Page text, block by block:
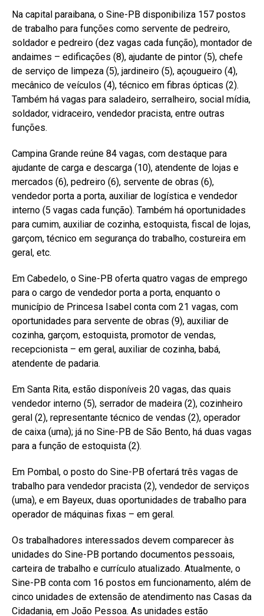
Na capital paraibana, o Sine-PB disponibiliza 157 postos
de trabalho para funções como servente de pedreiro,
soldador e pedreiro (dez vagas cada função), montador de
andaimes – edificações (8), ajudante de pintor (5), chefe
de serviço de limpeza (5), jardineiro (5), açougueiro (4),
mecânico de veículos (4), técnico em fibras ópticas (2).
Também há vagas para saladeiro, serralheiro, social mídia,
soldador, vidraceiro, vendedor pracista, entre outras
funções.
Campina Grande reúne 84 vagas, com destaque para
ajudante de carga e descarga (10), atendente de lojas e
mercados (6), pedreiro (6), servente de obras (6),
vendedor porta a porta, auxiliar de logística e vendedor
interno (5 vagas cada função). Também há oportunidades
para cumim, auxiliar de cozinha, estoquista, fiscal de lojas,
garçom, técnico em segurança do trabalho, costureira em
geral, etc.
Em Cabedelo, o Sine-PB oferta quatro vagas de emprego
para o cargo de vendedor porta a porta, enquanto o
município de Princesa Isabel conta com 21 vagas, com
oportunidades para servente de obras (9), auxiliar de
cozinha, garçom, estoquista, promotor de vendas,
recepcionista – em geral, auxiliar de cozinha, babá,
atendente de padaria.
Em Santa Rita, estão disponíveis 20 vagas, das quais
vendedor interno (5), serrador de madeira (2), cozinheiro
geral (2), representante técnico de vendas (2), operador
de caixa (uma); já no Sine-PB de São Bento, há duas vagas
para a função de estoquista (2).
Em Pombal, o posto do Sine-PB ofertará três vagas de
trabalho para vendedor pracista (2), vendedor de serviços
(uma), e em Bayeux, duas oportunidades de trabalho para
operador de máquinas fixas – em geral.
Os trabalhadores interessados devem comparecer às
unidades do Sine-PB portando documentos pessoais,
carteira de trabalho e currículo atualizado. Atualmente, o
Sine-PB conta com 16 postos em funcionamento, além de
cinco unidades de extensão de atendimento nas Casas da
Cidadania, em João Pessoa. As unidades estão